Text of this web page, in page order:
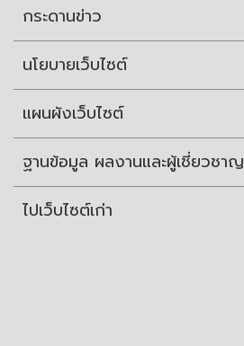
กระดานข่าว
นโยบายเว็บไซต์
แผนผังเว็บไซต์
ฐานข้อมูล ผลงานและผู้เชี่ยวชาญ
ไปเว็บไซต์เก่า